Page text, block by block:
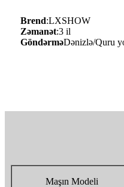
Brend:LXSHOW
Zəmanət:3 il
GöndərməDənizlə/Quru
Maşın Modeli